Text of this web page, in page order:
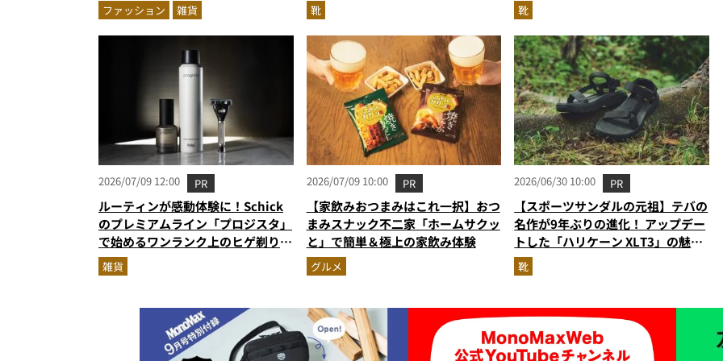
ファッション 雑貨 靴 靴
2026/07/09 12:00 PR
ルーティンが感動体験に！Schick
のプレミアムライン「プロジスタ」
で始めるワンランク上のヒゲ剃り習
慣
雑貨
2026/07/09 10:00 PR
【家飲みおつまみはこれ一択】おつ
まみスナック不二家「ホームサクッ
と」で簡単＆極上の家飲み体験
グルメ
2026/06/30 10:00 PR
【スポーツサンダルの元祖】テバの
名作が9年ぶりの進化！ アップデー
トした「ハリケーン XLT3」の魅力
を識者があらゆる角度から徹底解
説！
靴